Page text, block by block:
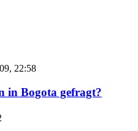
22:58
in Bogota gefragt?